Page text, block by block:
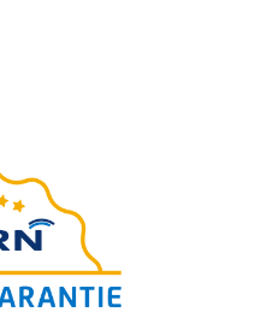
wert-
5 Minuten